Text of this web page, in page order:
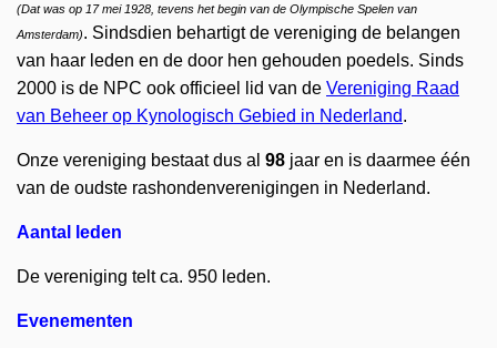
(Dat was op 17 mei 1928, tevens het begin van de Olympische Spelen van
Amsterdam). Sindsdien behartigt de vereniging de belangen
van haar leden en de door hen gehouden poedels. Sinds
2000 is de NPC ook officieel lid van de Vereniging Raad
van Beheer op Kynologisch Gebied in Nederland.
Onze vereniging bestaat dus al 98 jaar en is daarmee één
van de oudste rashondenverenigingen in Nederland.
Aantal leden
De vereniging telt ca. 950 leden.
Evenementen